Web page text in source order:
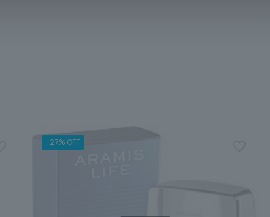
-27% OFF